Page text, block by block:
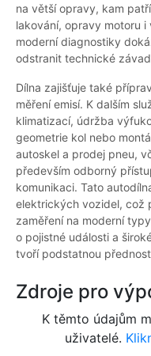
na větší opravy, kam
lakování, opravy motoru
moderní diagnostiky
odstranit technické
Dílna zajišťuje také
měření emisí. K dalším
klimatizací, údržba
geometrie kol nebo
autoskel a prodej pneu,
především odborný
komunikaci. Tato
elektrických vozidel, což
zaměření na moderní
o pojistné události a
tvoří podstatnou
Zdroje pro
K těmto údajům
uživatelé.